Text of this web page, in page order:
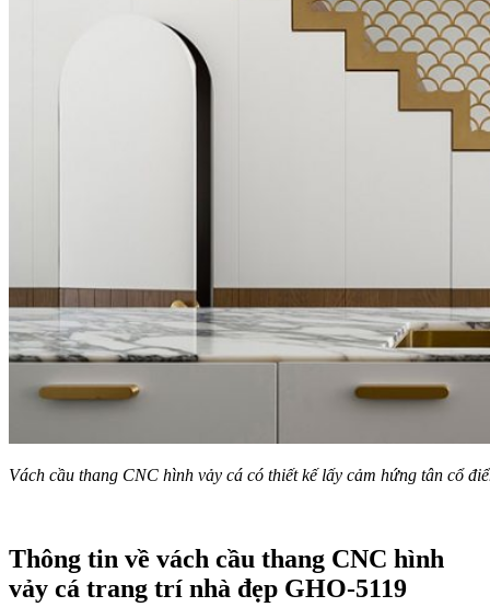
Vách cầu thang CNC hình vảy cá có thiết kế lấy cảm hứng tân cổ
Thông tin về vách cầu thang CNC hình
vảy cá trang trí nhà đẹp GHO-5119